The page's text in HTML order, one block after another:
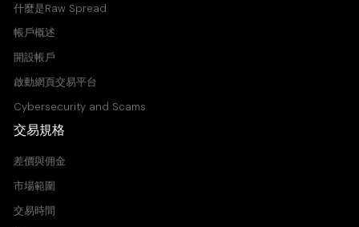
什麼是Raw Spread
帳戶概述
開設帳戶
啟動網頁交易平台
Cybersecurity and Scams
交易規格
差價與佣金
市場範圍
交易時間